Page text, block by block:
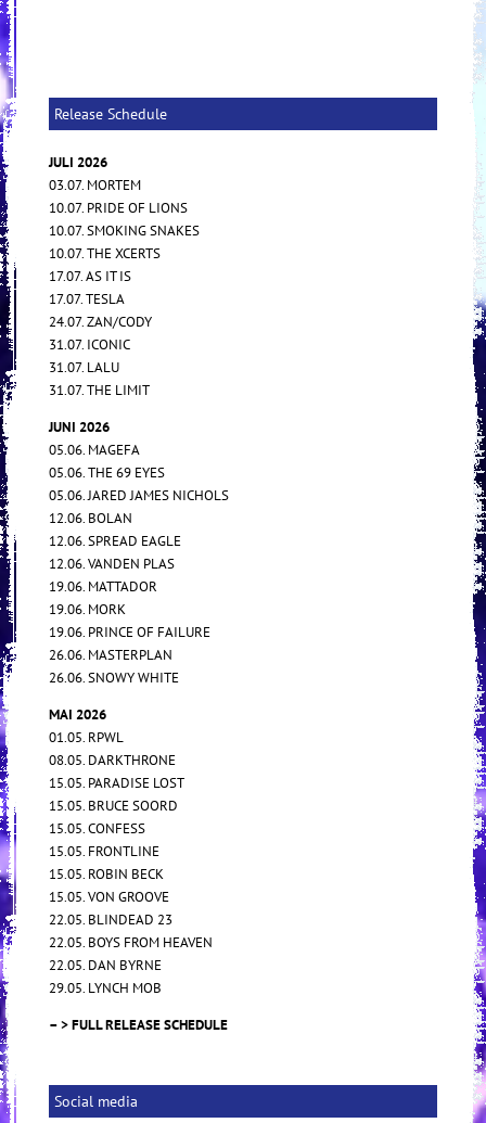
Release Schedule
JULI 2026
03.07. MORTEM
10.07. PRIDE OF LIONS
10.07. SMOKING SNAKES
10.07. THE XCERTS
17.07. AS IT IS
17.07. TESLA
24.07. ZAN/CODY
31.07. ICONIC
31.07. LALU
31.07. THE LIMIT
JUNI 2026
05.06. MAGEFA
05.06. THE 69 EYES
05.06. JARED JAMES NICHOLS
12.06. BOLAN
12.06. SPREAD EAGLE
12.06. VANDEN PLAS
19.06. MATTADOR
19.06. MORK
19.06. PRINCE OF FAILURE
26.06. MASTERPLAN
26.06. SNOWY WHITE
MAI 2026
01.05. RPWL
08.05. DARKTHRONE
15.05. PARADISE LOST
15.05. BRUCE SOORD
15.05. CONFESS
15.05. FRONTLINE
15.05. ROBIN BECK
15.05. VON GROOVE
22.05. BLINDEAD 23
22.05. BOYS FROM HEAVEN
22.05. DAN BYRNE
29.05. LYNCH MOB
– > FULL RELEASE SCHEDULE
Social media